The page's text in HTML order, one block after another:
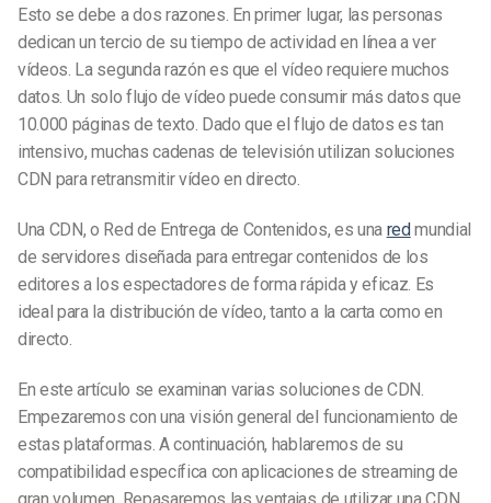
Esto se debe a dos razones. En primer lugar, las personas
dedican un tercio de su tiempo de actividad en línea a ver
vídeos. La segunda razón es que el vídeo requiere muchos
datos. Un solo flujo de vídeo puede consumir más datos que
10.000 páginas de texto. Dado que el flujo de datos es tan
intensivo, muchas cadenas de televisión utilizan soluciones
CDN para retransmitir vídeo en directo.
Una CDN, o Red de Entrega de Contenidos, es una redmundial
de servidores diseñada para entregar contenidos de los
editores a los espectadores de forma rápida y eficaz. Es
ideal para la distribución de vídeo, tanto a la carta como en
directo.
En este artículo se examinan varias soluciones de CDN.
Empezaremos con una visión general del funcionamiento de
estas plataformas. A continuación, hablaremos de su
compatibilidad específica con aplicaciones de streaming de
gran volumen. Repasaremos las ventajas de utilizar una CDN